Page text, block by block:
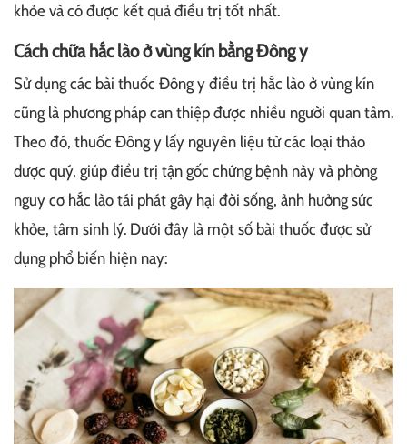
khỏe và có được kết quả điều trị tốt nhất.
Cách chữa hắc lào ở vùng kín bằng Đông y
Sử dụng các bài thuốc Đông y điều trị hắc lào ở vùng kín
cũng là phương pháp can thiệp được nhiều người quan tâm.
Theo đó, thuốc Đông y lấy nguyên liệu từ các loại thảo
dược quý, giúp điều trị tận gốc chứng bệnh này và phòng
nguy cơ hắc lào tái phát gây hại đời sống, ảnh hưởng sức
khỏe, tâm sinh lý. Dưới đây là một số bài thuốc được sử
dụng phổ biến hiện nay: